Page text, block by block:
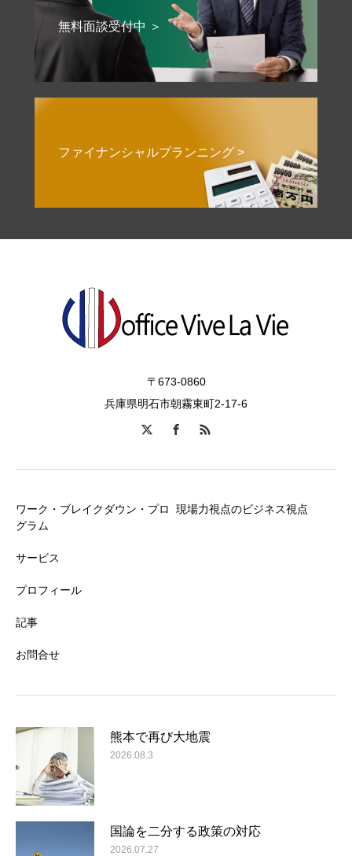
無料面談受付中 ＞
ファイナンシャルプランニング >
〒673-0860
兵庫県明石市朝霧東町2-17-6
ワーク・ブレイクダウン・プロ
グラム
サービス
プロフィール
記事
お問合せ
現場力視点のビジネス視点
熊本で再び大地震
2026.08.3
国論を二分する政策の対応
2026.07.27